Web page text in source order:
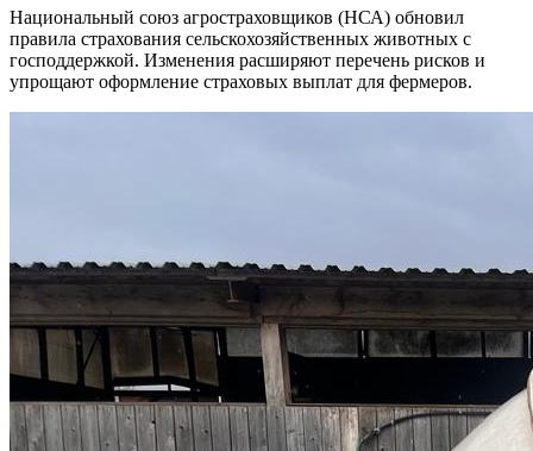
Национальный союз агростраховщиков (НСА) обновил
правила страхования сельскохозяйственных животных с
господдержкой. Изменения расширяют перечень рисков и
упрощают оформление страховых выплат для фермеров.